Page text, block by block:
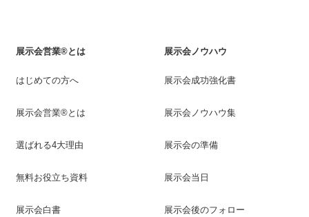
展示会営業®とは
はじめての方へ
展示会営業®とは
選ばれる4大理由
無料お役立ち資料
展示会白書
展示会ノウハウ
展示会成功強化書
展示会ノウハウ集
展示会の準備
展示会当日
展示会後のフォロー